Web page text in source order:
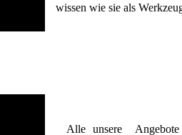
Alle unsere Angebote
wissen wie sie als